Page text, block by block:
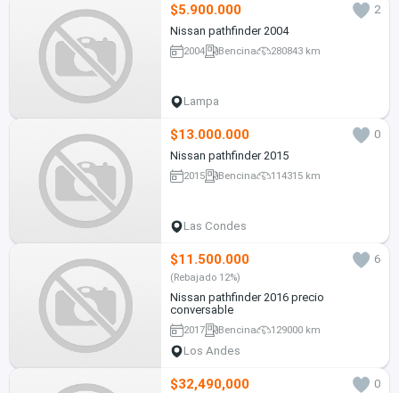
$5.900.000
2
Nissan pathfinder 2004
2004 Bencina 280843 km
Lampa
$13.000.000
0
Nissan pathfinder 2015
2015 Bencina 114315 km
Las Condes
$11.500.000 6
(Rebajado 12%)
Nissan pathfinder 2016 precio
conversable
2017 Bencina 129000 km
Los Andes
$32,490,000
0